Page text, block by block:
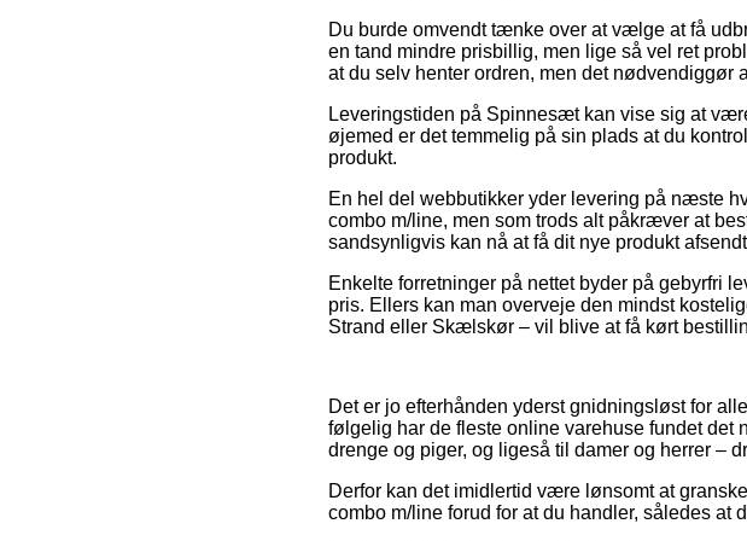
Du burde omvendt tænke over at vælge at få
en tand mindre prisbillig, men lige så vel ret
at du selv henter ordren, men det
Leveringstiden på Spinnesæt kan vise sig at
øjemed er det temmelig på sin plads at du
produkt.
En hel del webbutikker yder levering på næste
combo m/line, men som trods alt påkræver at
sandsynligvis kan nå at få dit nye produkt
Enkelte forretninger på nettet byder på gebyrfri
pris. Ellers kan man overveje den mindst
Strand eller Skælskør – vil blive at få kørt
Det er jo efterhånden yderst gnidningsløst for
følgelig har de fleste online varehuse fundet det
drenge og piger, og ligeså til damer og herrer –
Derfor kan det imidlertid være lønsomt at
combo m/line forud for at du handler, således at